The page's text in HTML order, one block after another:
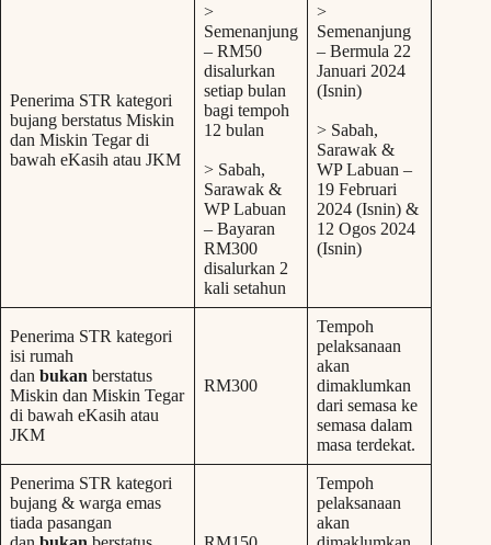
Penerima STR kategori
bujang berstatus Miskin
dan Miskin Tegar di
bawah eKasih atau JKM
>
Semenanjung
– RM50
disalurkan
setiap bulan
bagi tempoh
12 bulan
> Sabah,
Sarawak &
WP Labuan
– Bayaran
RM300
disalurkan 2
kali setahun
>
Semenanjung
– Bermula 22
Januari 2024
(Isnin)
> Sabah,
Sarawak &
WP Labuan –
19 Februari
2024 (Isnin) &
12 Ogos 2024
(Isnin)
Penerima STR kategori
isi rumah
dan bukan berstatus
Miskin dan Miskin Tegar
di bawah eKasih atau
JKM
RM300
Tempoh
pelaksanaan
akan
dimaklumkan
dari semasa ke
semasa dalam
masa terdekat.
Penerima STR kategori
bujang & warga emas
tiada pasangan
Tempoh
pelaksanaan
akan